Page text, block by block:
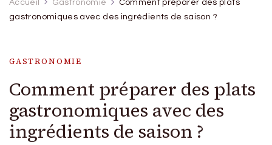
Accueil Gastronomie
Comment préparer des plats
gastronomiques avec des ingrédients de saison ?
GASTRONOMIE
Comment préparer des plats
gastronomiques avec des
ingrédients de saison ?